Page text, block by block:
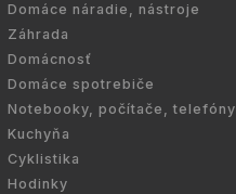
Domáce náradie, nástroje
Záhrada
Domácnosť
Domáce spotrebiče
Notebooky, počítače, telefóny
Kuchyňa
Cyklistika
Hodinky